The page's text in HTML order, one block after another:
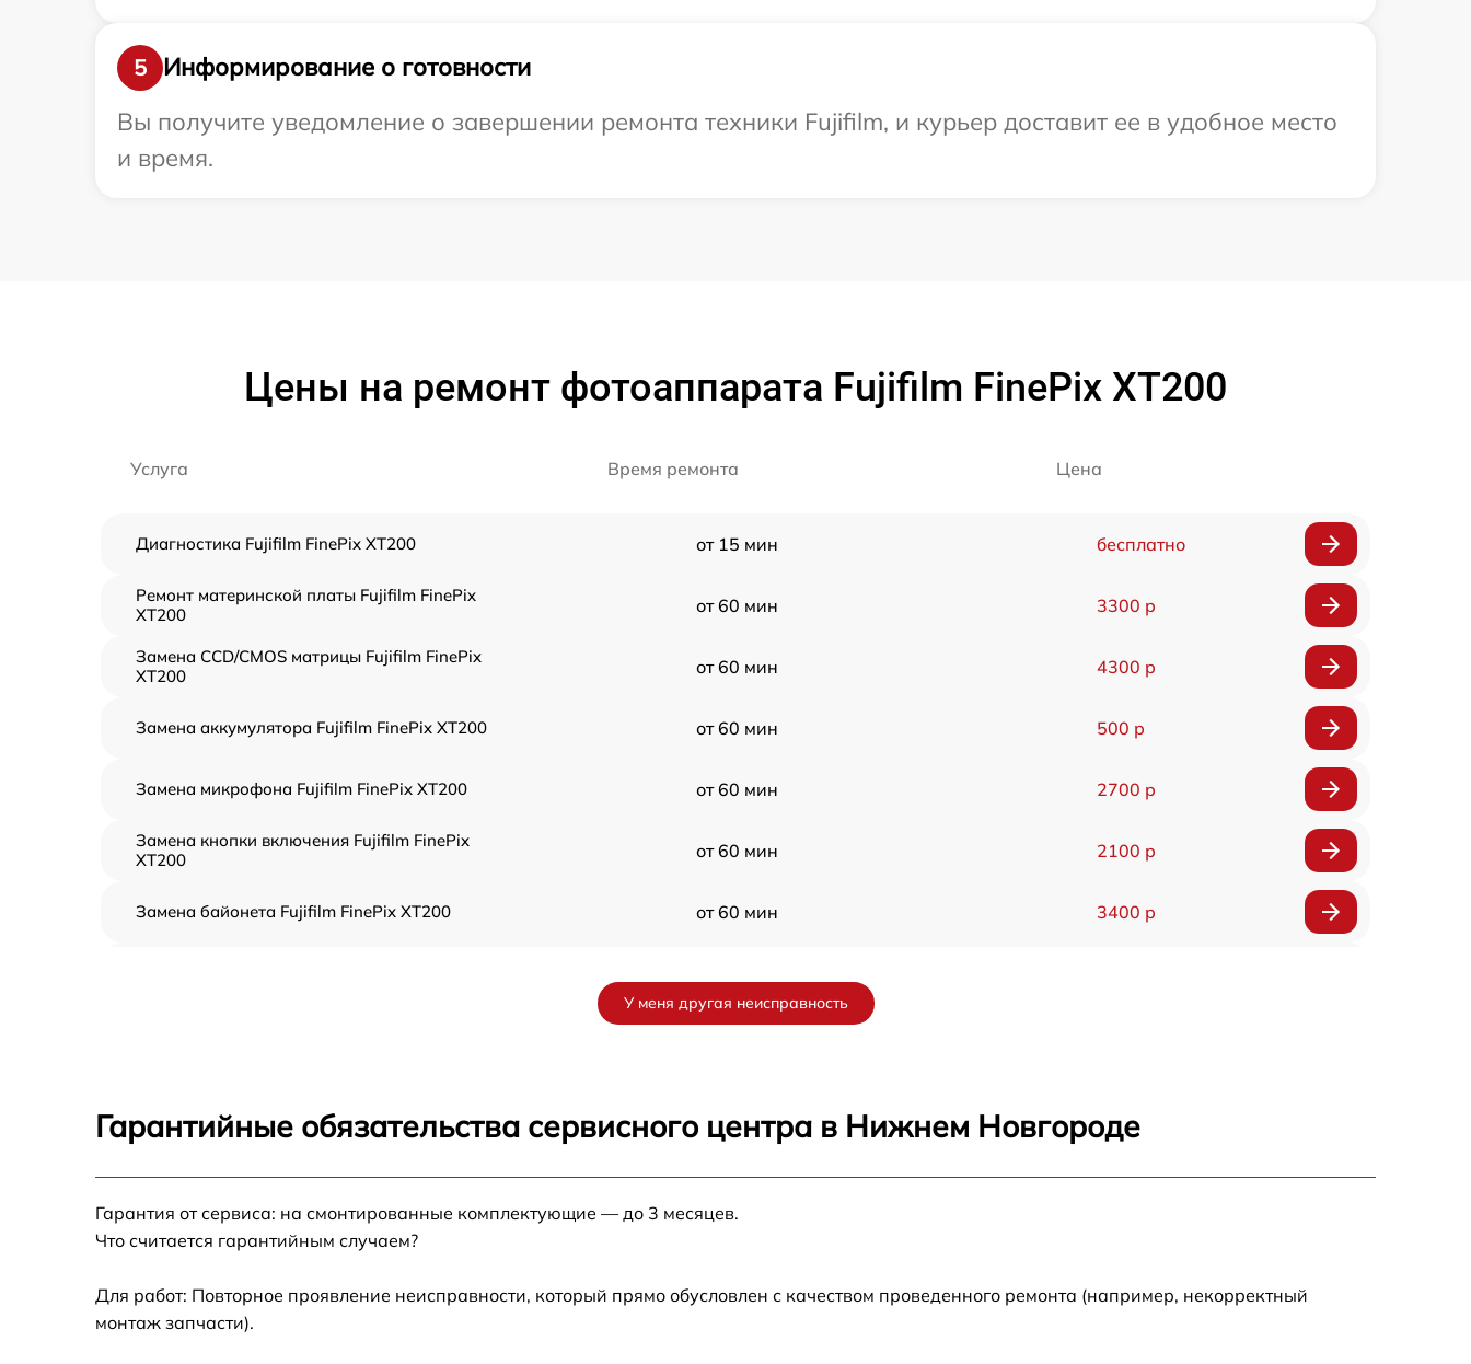
5
Информирование о готовности
Вы получите уведомление о завершении ремонта техники Fujifilm, и курьер доставит ее в удобное место
и время.
Цены на ремонт фотоаппарата Fujifilm FinePix XT200
Услуга Время ремонта Цена
Диагностика Fujifilm FinePix XT200 от 15 мин бесплатно
Ремонт материнской платы Fujifilm FinePix
XT200
от 60 мин 3300 р
Замена CCD/CMOS матрицы Fujifilm FinePix
XT200
от 60 мин 4300 р
Замена аккумулятора Fujifilm FinePix XT200 от 60 мин 500 р
Замена микрофона Fujifilm FinePix XT200 от 60 мин 2700 р
Замена кнопки включения Fujifilm FinePix
XT200
от 60 мин 2100 р
Замена байонета Fujifilm FinePix XT200 от 60 мин 3400 р
Замена затвора Fujifilm FinePix XT200 от 60 мин
Замена контроллера питания Fujifilm FinePix
У меня другая неисправность
Гарантийные обязательства сервисного центра в Нижнем Новгороде
Гарантия от сервиса: на смонтированные комплектующие — до 3 месяцев.
Что считается гарантийным случаем?
Для работ: Повторное проявление неисправности, который прямо обусловлен с качеством проведенного ремонта (например, некорректный
монтаж запчасти).